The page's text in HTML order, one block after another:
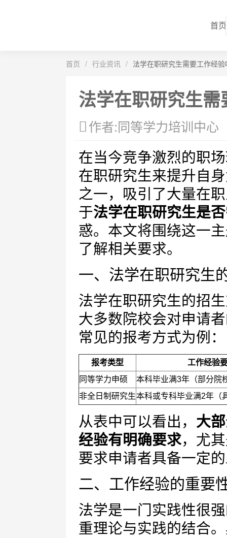
首页
首页 / 行业资讯 / 法学在职研究生需要工作经验
法学在职研究生
作者:同等学力培训中心
在当今竞争激烈的职
在职研究生来提升自
之一，吸引了大量在
于法学在职研究生是
惑。本文将围绕这一
了解相关要求。
一、法学在职研究生
法学在职研究生的招
大多数院校会对申请
常见的报考方式为例：
报考类型
工作经验
同等学力申硕
本科毕业满3年（部分院
非全日制研究生本科或专科毕业满2年（
从表中可以看出， 大
经验有明确要求，尤
要求申请者具备一定
二、工作经验的重要
法学是一门实践性很
重理论与实践的结合